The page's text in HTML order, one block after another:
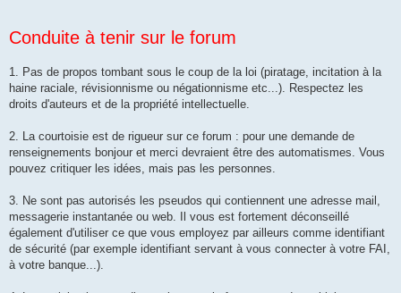
Conduite à tenir sur le forum
1. Pas de propos tombant sous le coup de la loi (piratage, incitation à la
haine raciale, révisionnisme ou négationnisme etc...). Respectez les
droits d'auteurs et de la propriété intellectuelle.
2. La courtoisie est de rigueur sur ce forum : pour une demande de
renseignements bonjour et merci devraient être des automatismes. Vous
pouvez critiquer les idées, mais pas les personnes.
3. Ne sont pas autorisés les pseudos qui contiennent une adresse mail,
messagerie instantanée ou web. Il vous est fortement déconseillé
également d'utiliser ce que vous employez par ailleurs comme identifiant
de sécurité (par exemple identifiant servant à vous connecter à votre FAI,
à votre banque...).